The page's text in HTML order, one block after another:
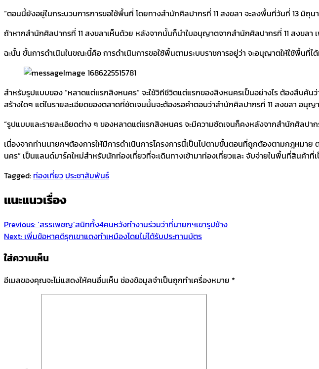
“ตอนนี้ยังอยู่ในกระบวนการการขอใช้พื้นที่ โดยทางสำนักศิลปากรที่ 11 สงขลา จะลงพื้นที่วันที่ 13 มิถุ
ถ้าหากสำนักศิลปากรที่ 11 สงขลาเห็นด้วย หลังจากนั้นก็นำใบอนุญาตจากสำนักศิลปากรที่ 11 สงขล
ฉะนั้น ขั้นการดำเนินในขณะนี้คือ การดำเนินการขอใช้พื้นตามระบบราชการอยู่ว่า จะอนุญาตให้ใช้พื้นที่
สำหรับรูปแบบของ “หลาดแต่แรกสิงหนคร” จะใช้วิถีชีวิตแต่แรกของสิงหนครเป็นอย่างไร ต้องสืบค้น
สร้างใดๆ แต่ในรายละเอียดของตลาดที่ชัดเจนนั้นจะต้องรอคำตอบว่าสำนักศิลปากรที่ 11 สงขลา อนุญ
“รูปแบบและรายละเอียดต่าง ๆ ของหลาดแต่แรกสิงหนคร จะมีความชัดเจนก็คงหลังจากสำนักศิลปา
เนื่องจากท่านนายกฯต้องการให้มีการดำเนินการโครงการนี้เป็นไปตามขั้นตอนที่ถูกต้องตามกฎหมา
นคร” เป็นแลนด์มาร์คใหม่สำหรับนักท่องเที่ยวที่จะเดินทางเข้ามาท่องเที่ยวและ จับจ่ายในพื้นที่สินค้
Tagged: ท่องเที่ยว ประชาสัมพันธ์
แนะแนวเรื่อง
Previous:‘สรรเพชญ’สนิททั้ง4คนหวังทำงานร่วมว่าที่นายกฯเขารูปช้าง
Next: เพิ่มข้อหาคดีรุกเขาแดงทำเหมืองโดยไม่ได้รับประทานบัตร
ใส่ความเห็น
อีเมลของคุณจะไม่แสดงให้คนอื่นเห็น ช่องข้อมูลจำเป็นถูกทำเครื่องหมาย *